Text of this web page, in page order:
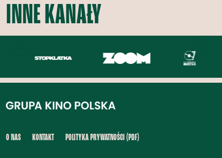
INNE KANAŁY
O NAS KONTAKT POLITYKA PRYWATNOŚCI (PDF)